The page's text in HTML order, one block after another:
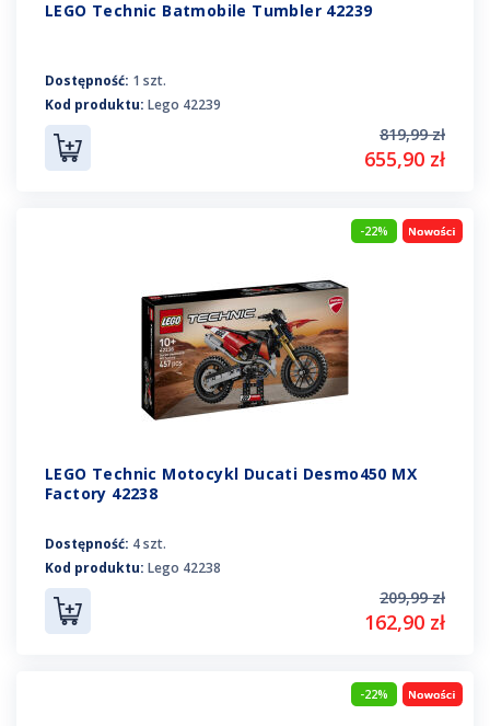
LEGO Technic Batmobile Tumbler 42239
Dostępność: 1 szt.
Kod produktu: Lego 42239
819,99 zł
655,90 zł
-22%
LEGO Technic Motocykl Ducati Desmo450 MX
Factory 42238
Dostępność: 4 szt.
Kod produktu: Lego 42238
209,99 zł
162,90 zł
-22%